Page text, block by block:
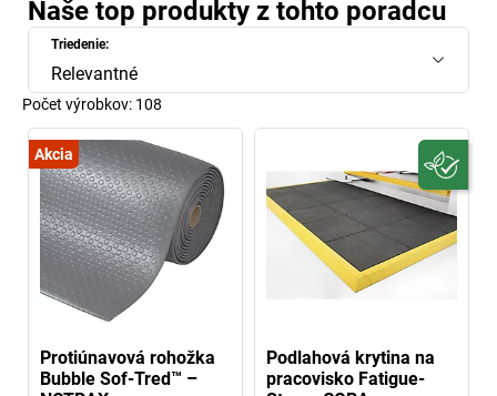
Naše top produkty z tohto poradcu
Triedenie:
Relevantné
Počet výrobkov: 108
Akcia
Protiúnavová rohožka
Bubble Sof-Tred™ –
Podlahová krytina na
pracovisko Fatigue-